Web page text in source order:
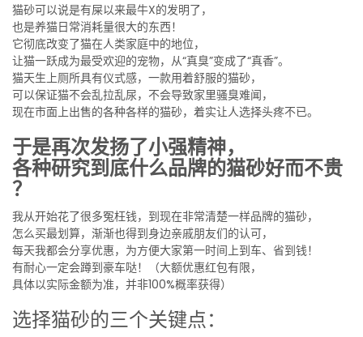
猫砂可以说是有屎以来最牛X的发明了，
也是养猫日常消耗量很大的东西！
它彻底改变了猫在人类家庭中的地位，
让猫一跃成为最受欢迎的宠物，从“真臭”变成了“真香”。
猫天生上厕所具有仪式感，一款用着舒服的猫砂，
可以保证猫不会乱拉乱尿，不会导致家里骚臭难闻，
现在市面上出售的各种各样的猫砂，着实让人选择头疼不已。
于是再次发扬了小强精神，
各种研究到底什么品牌的猫砂好而不贵
？
我从开始花了很多冤枉钱，到现在非常清楚一样品牌的猫砂，
怎么买最划算，渐渐也得到身边亲戚朋友们的认可，
每天我都会分享优惠，为方便大家第一时间上到车、省到钱！
有耐心一定会蹲到豪车哒！（大额优惠红包有限，
具体以实际金额为准，并非100%概率获得）
选择猫砂的三个关键点：